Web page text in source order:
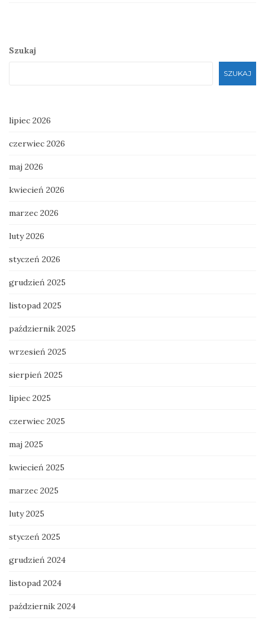
Szukaj
SZUKAJ
lipiec 2026
czerwiec 2026
maj 2026
kwiecień 2026
marzec 2026
luty 2026
styczeń 2026
grudzień 2025
listopad 2025
październik 2025
wrzesień 2025
sierpień 2025
lipiec 2025
czerwiec 2025
maj 2025
kwiecień 2025
marzec 2025
luty 2025
styczeń 2025
grudzień 2024
listopad 2024
październik 2024